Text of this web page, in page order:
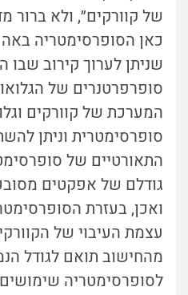
של קוורקים״, ולא
כאן הסופרסימטריה
שניתן לערוך קירוב שבו
סופרפרטנרים של
המערכת של קוורקים
סופרסימטרית וניתן
התאורטיים של
גודלם של אפקטים
ואכן, בעזרת
עצמת העיבוי של
מהחישוב תואם לגודל
לסופרסימטריה